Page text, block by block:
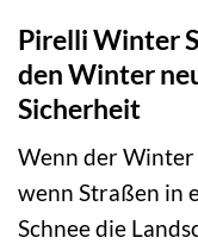
Pirelli Winter
den Winter
Sicherheit
Wenn der Winter
wenn Straßen in
Schnee die